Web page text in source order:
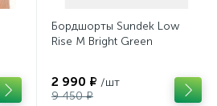
Бордшорты Sundek Low
Rise M Bright Green
2 990 ₽ /шт
9 450 ₽